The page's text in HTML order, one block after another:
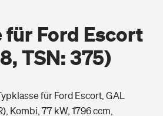
für Ford Escort
TSN: 375)
für Ford Escort, GAL
Kombi, 77 kW, 1796 ccm,